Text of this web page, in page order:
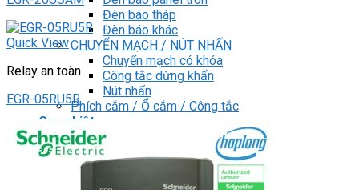
Đèn báo tháp
Đèn báo khác
CHUYỂN MẠCH / NÚT NHẤN
Chuyển mạch có khóa
Công tắc dừng khẩn
Nút nhấn
Phích cắm / Ổ cắm / Công tắc
Can nhiệt
Tìm
Quick View
Relay an toàn
EGR-05RU5R